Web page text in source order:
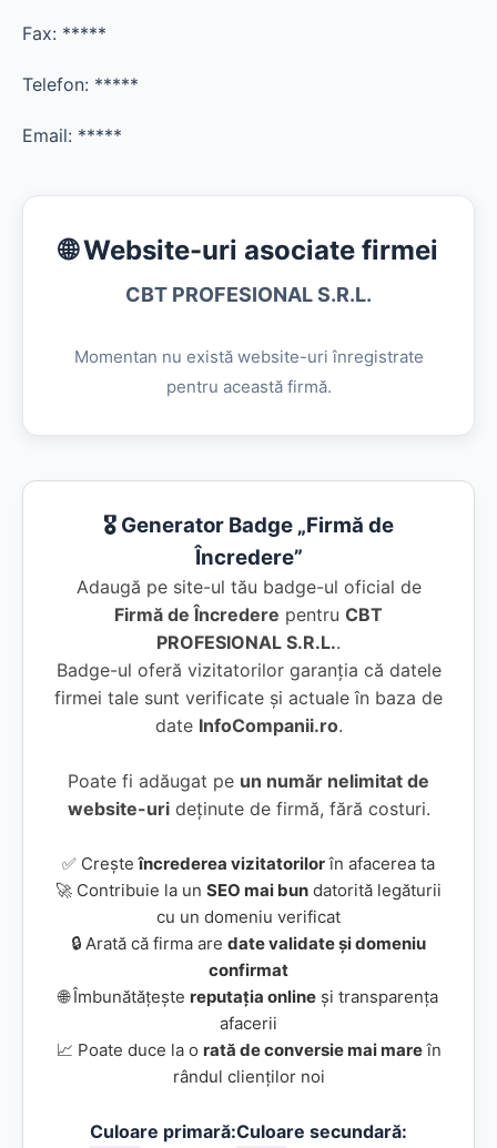
Fax: *****
Telefon: *****
Email: *****
🌐 Website-uri asociate firmei
CBT PROFESIONAL S.R.L.
Momentan nu există website-uri înregistrate
pentru această firmă.
🎖️ Generator Badge „Firmă de
Încredere”
Adaugă pe site-ul tău badge-ul oficial de
Firmă de Încredere pentru CBT
PROFESIONAL S.R.L..
Badge-ul oferă vizitatorilor garanția că datele
firmei tale sunt verificate și actuale în baza de
date InfoCompanii.ro.
Poate fi adăugat pe un număr nelimitat de
website-urideținute de firmă, fără costuri.
✅ Creșteîncrederea vizitatorilorîn afacerea ta
🚀 Contribuie la un SEO mai bun datorită legăturii
cu un domeniu verificat
🔒 Arată că firma are date validate și domeniu
confirmat
🌐 Îmbunătățește reputația online și transparența
afacerii
📈 Poate duce la o rată de conversie mai mareîn
rândul clienților noi
Culoare primară:Culoare secundară: